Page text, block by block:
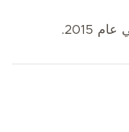
2015.